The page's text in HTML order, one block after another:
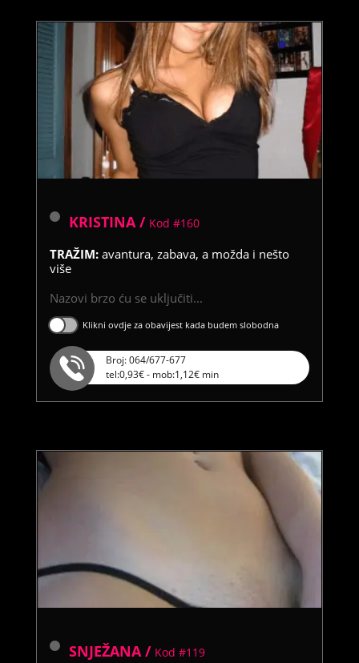
KRISTINA / Kod #160
TRAŽIM: avantura, zabava, a možda i nešto
više
Nazovi brzo ću se uključiti...
Klikni ovdje za obavijest kada budem slobodna
Broj: 064/677-677
tel:0,93€ - mob:1,12€ min
SNJEŽANA / Kod #119